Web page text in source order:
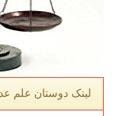
لینک دوستان علم